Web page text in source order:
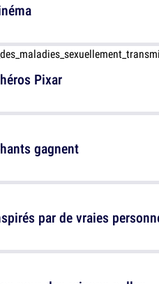
Pixar
par de vraies
gagnent